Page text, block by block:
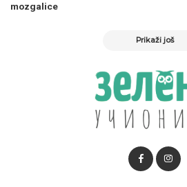
mozgalice
Prikaži još